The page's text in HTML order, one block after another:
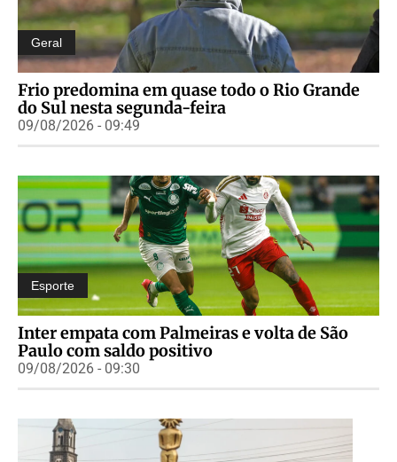
Geral
Frio predomina em quase todo o Rio Grande
do Sul nesta segunda-feira
09/08/2026 - 09:49
Esporte
Inter empata com Palmeiras e volta de São
Paulo com saldo positivo
09/08/2026 - 09:30